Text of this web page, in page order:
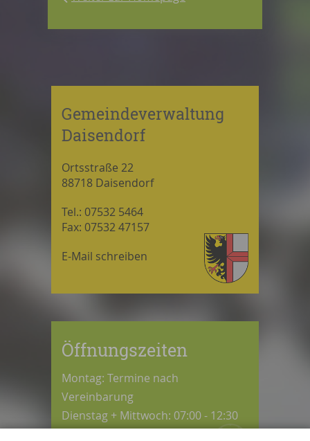
Gemeindeverwaltung
Daisendorf
Ortsstraße 22
88718 Daisendorf
Tel.: 07532 5464
Fax: 07532 47157
E-Mail schreiben
Öffnungszeiten
Montag: Termine nach
Vereinbarung
Dienstag + Mittwoch: 07:00 - 12:30